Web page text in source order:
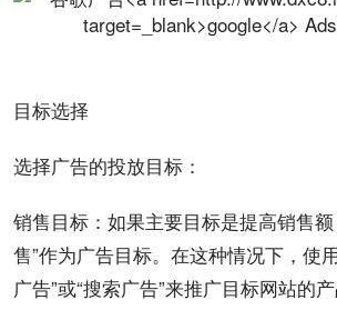
目标选择
选择广告的投放目标：
销售目标：如果主要目标是提高销售额
售”作为广告目标。在这种情况下，使
广告”或“搜索广告”来推广目标网站的产